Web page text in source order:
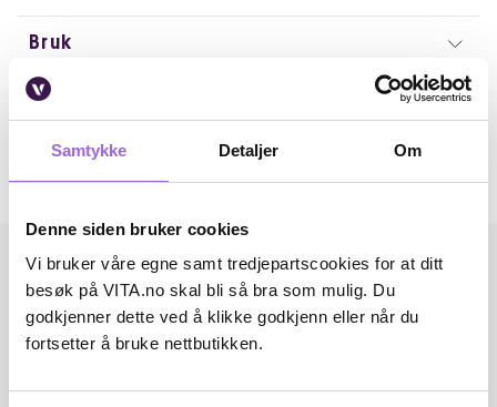
Samtykke Detaljer Om
Denne siden bruker cookies
Vi bruker våre egne samt tredjepartscookies for at ditt
besøk på VITA.no skal bli så bra som mulig. Du
godkjenner dette ved å klikke godkjenn eller når du
fortsetter å bruke nettbutikken.
Bruk
Artikkelnummer: 369399
Omtaler
Andre har også kjøpt..